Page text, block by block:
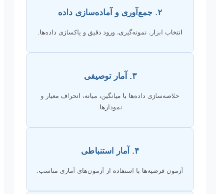
انتخاب ابزار، نمونه‌گیری، ورود دقیق و پاکسازی داده‌ها.
خلاصه‌سازی داده‌ها با میانگین، میانه، انحراف معیار و
نمودارها.
آزمون فرضیه‌ها با استفاده از آزمون‌های آماری مناسب.